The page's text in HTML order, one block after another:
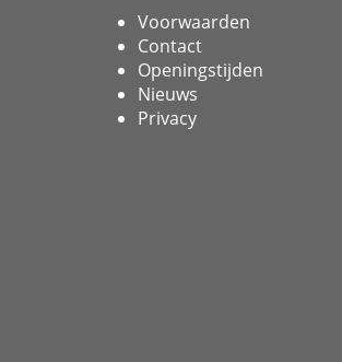
Voorwaarden
Contact
Openingstijden
Nieuws
Privacy